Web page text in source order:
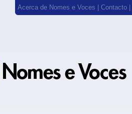
Acerca de Nomes e Voces Contacto